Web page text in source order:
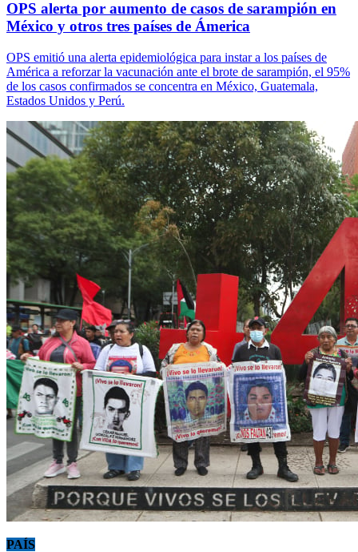
OPS alerta por aumento de casos de sarampión en
México y otros tres países de Ámerica
OPS emitió una alerta epidemiológica para instar a los países de
América a reforzar la vacunación ante el brote de sarampión, el 95%
de los casos confirmados se concentra en México, Guatemala,
Estados Unidos y Perú.
PAÍS